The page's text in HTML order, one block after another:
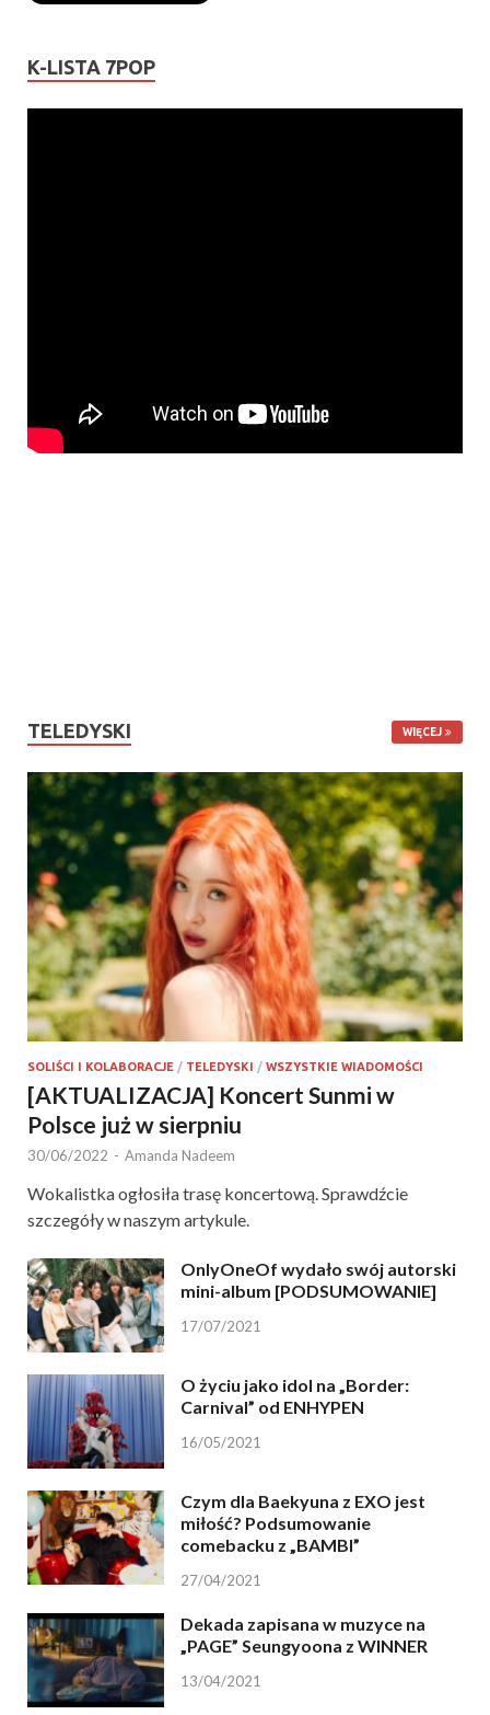
K-LISTA 7POP
TELEDYSKI WIĘCEJ
SOLIŚCI I KOLABORACJE / TELEDYSKI / WSZYSTKIE WIADOMOŚCI
[AKTUALIZACJA] Koncert Sunmi w
Polsce już w sierpniu
30/06/2022 - Amanda Nadeem
Wokalistka ogłosiła trasę koncertową. Sprawdźcie
szczegóły w naszym artykule.
OnlyOneOf wydało swój autorski
mini-album [PODSUMOWANIE]
17/07/2021
O życiu jako idol na „Border:
Carnival” od ENHYPEN
16/05/2021
Czym dla Baekyuna z EXO jest
miłość? Podsumowanie
comebacku z „BAMBI”
27/04/2021
Dekada zapisana w muzyce na
„PAGE” Seungyoona z WINNER
13/04/2021